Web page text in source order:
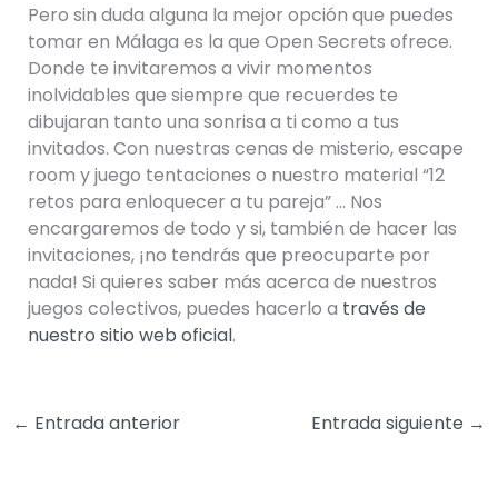
Pero sin duda alguna la mejor opción que puedes
tomar en Málaga es la que Open Secrets ofrece.
Donde te invitaremos a vivir momentos
inolvidables que siempre que recuerdes te
dibujaran tanto una sonrisa a ti como a tus
invitados. Con nuestras cenas de misterio, escape
room y juego tentaciones o nuestro material “12
retos para enloquecer a tu pareja” … Nos
encargaremos de todo y si, también de hacer las
invitaciones, ¡no tendrás que preocuparte por
nada! Si quieres saber más acerca de nuestros
juegos colectivos, puedes hacerlo a través de
nuestro sitio web oficial.
← Entrada anterior Entrada siguiente →